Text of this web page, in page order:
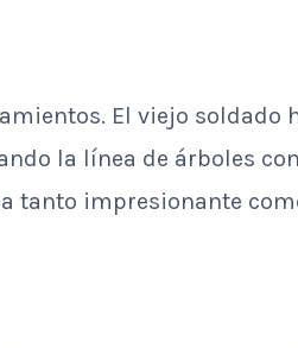
El viejo soldado
la línea de árboles
tanto impresionante